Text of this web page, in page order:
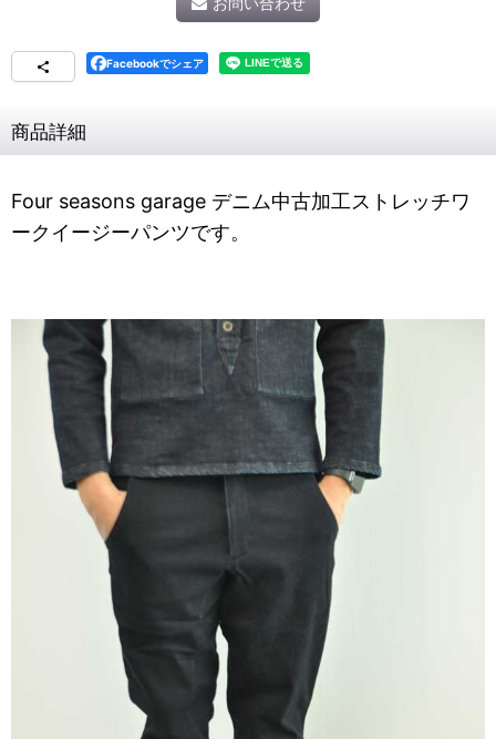
Facebookでシェア
商品詳細
Four seasons garage デニム中古加工ストレッチワ
ークイージーパンツです。